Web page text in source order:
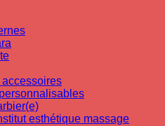
esthétique massage